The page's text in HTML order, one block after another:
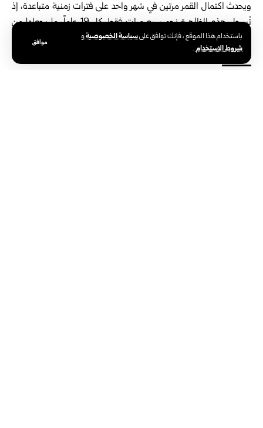
باستخدام هذا الموقع ، فإنك توافق علىسياسة الخصوصيةو
شروط الاستخدام.
موافق
ويحدث اكتمال القمر مرتين في شهر واحد على فترات زمنية متباعدة، إذ
تُسجل هذه الظاهرة نحو سبع مرات فقط كل 19 عاماً، ما يجعلها من
الأحداث الفلكية النادرة التي تحظى باهتمام علمي وإعلامي واسع.